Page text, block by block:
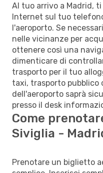
Al tuo arrivo a Madrid,
Internet sul tuo
l'aeroporto. Se
nelle vicinanze per
ottenere così una
dimenticare di
trasporto per il tuo
taxi, trasporto
dell'aeroporto saprà
presso il desk
Come
Siviglia -
Prenotare un biglietto